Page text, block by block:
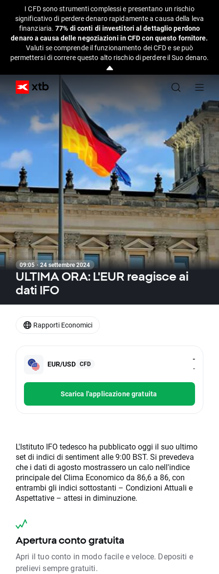
I CFD sono strumenti complessi e presentano un rischio
significativo di perdere denaro rapidamente a causa della leva
finanziaria.77% di conti di investitori al dettaglio perdono
denaro a causa delle negoziazioni in CFD con questo fornitore.
Valuti se comprende il funzionamento dei CFD e se può
permettersi di correre questo alto rischio di perdere il Suo denaro.
09:05 · 24 settembre 2024
ULTIMA ORA: L'EUR reagisce ai
dati IFO
EUR/USD CFD
-
-
Scarica l'applicazione gratuita
L'Istituto IFO tedesco ha pubblicato oggi il suo ultimo
set di indici di sentiment alle 9:00 BST. Si prevedeva
che i dati di agosto mostrassero un calo nell'indice
principale del Clima Economico da 86,6 a 86, con
entrambi gli indici sottostanti – Condizioni Attuali e
Aspettative – attesi in diminuzione.
Apertura conto gratuita
Apri il tuo conto in modo facile e veloce. Depositi e
prelievi sempre gratuiti.
Rapporti Economici